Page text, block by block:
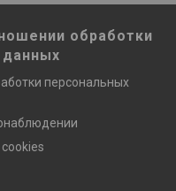
обработки
данных
персональных